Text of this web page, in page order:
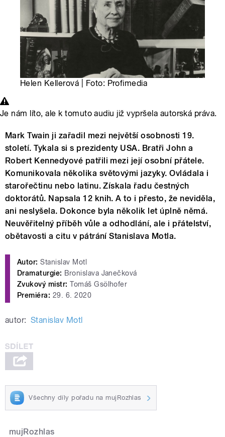
Helen Kellerová | Foto: Profimedia
Je nám líto, ale k tomuto audiu již vypršela autorská práva.
Mark Twain ji zařadil mezi největší osobnosti 19.
století. Tykala si s prezidenty USA. Bratři John a
Robert Kennedyové patřili mezi její osobní přátele.
Komunikovala několika světovými jazyky. Ovládala i
starořečtinu nebo latinu. Získala řadu čestných
doktorátů. Napsala 12 knih. A to i přesto, že neviděla,
ani neslyšela. Dokonce byla několik let úplně němá.
Neuvěřitelný příběh vůle a odhodlání, ale i přátelství,
obětavosti a citu v pátrání Stanislava Motla.
Autor: Stanislav Motl
Dramaturgie: Bronislava Janečková
Zvukový mistr: Tomáš Gsölhofer
Premiéra: 29. 6. 2020
autor: Stanislav Motl
Všechny díly pořadu na mujRozhlas
mujRozhlas